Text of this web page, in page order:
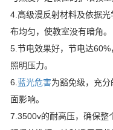
4.高级漫反射材料及依据
布均匀，使教室没有暗角。
5.节电效果好，节电达
照明压力。
6.蓝光危害为豁免级，充
面影响。
7.3500v的耐高压，确保整